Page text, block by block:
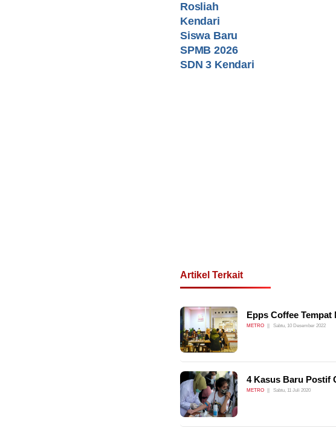
Rosliah
Kendari
Siswa Baru
SPMB 2026
SDN 3 Kendari
Artikel Terkait
Epps Coffee
METRO Sabtu, 10 Desember 2022
4 Kasus Baru Postif
METRO Sabtu, 11 Juli 2020